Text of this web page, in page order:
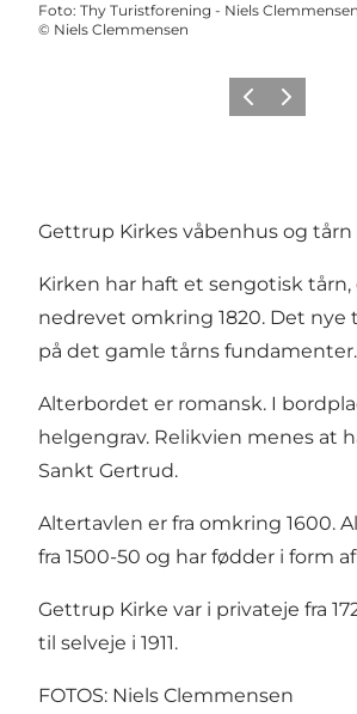
Foto: Thy Turistforening - Niels Clemmensen
© Niels Clemmensen
ForrigeNæste
Gettrup Kirkes våbenhus og tårn
Kirken har haft et sengotisk tårn,
nedrevet omkring 1820. Det nye
på det gamle tårns fundamenter.
Alterbordet er romansk. I
helgengrav. Relikvien menes at
Sankt Gertrud.
Altertavlen er fra omkring 1600.
fra 1500-50 og har fødder i form
Gettrup Kirke var i privateje fra
til selveje i 1911.
FOTOS: Niels Clemmensen